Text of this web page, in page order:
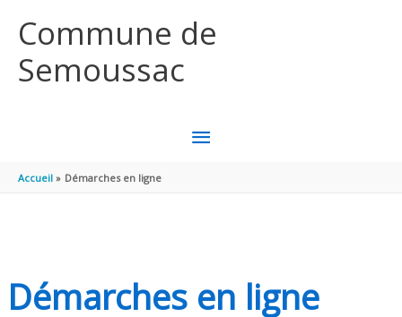
Commune de
Semoussac
MENU
Accueil Démarches en ligne
Démarches en ligne